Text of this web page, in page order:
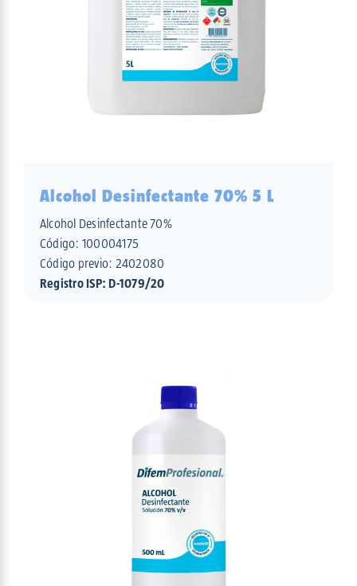
Alcohol Desinfectante 70% 5 L
Alcohol Desinfectante 70%
Código: 100004175
Código previo: 2402080
Registro ISP: D-1079/20